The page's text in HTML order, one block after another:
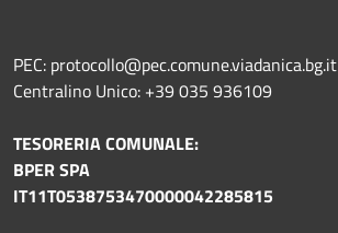
PEC: protocollo@pec.comune.viadanica.bg.it
Centralino Unico: +39 035 936109
TESORERIA COMUNALE:
BPER SPA
IT11T0538753470000042285815